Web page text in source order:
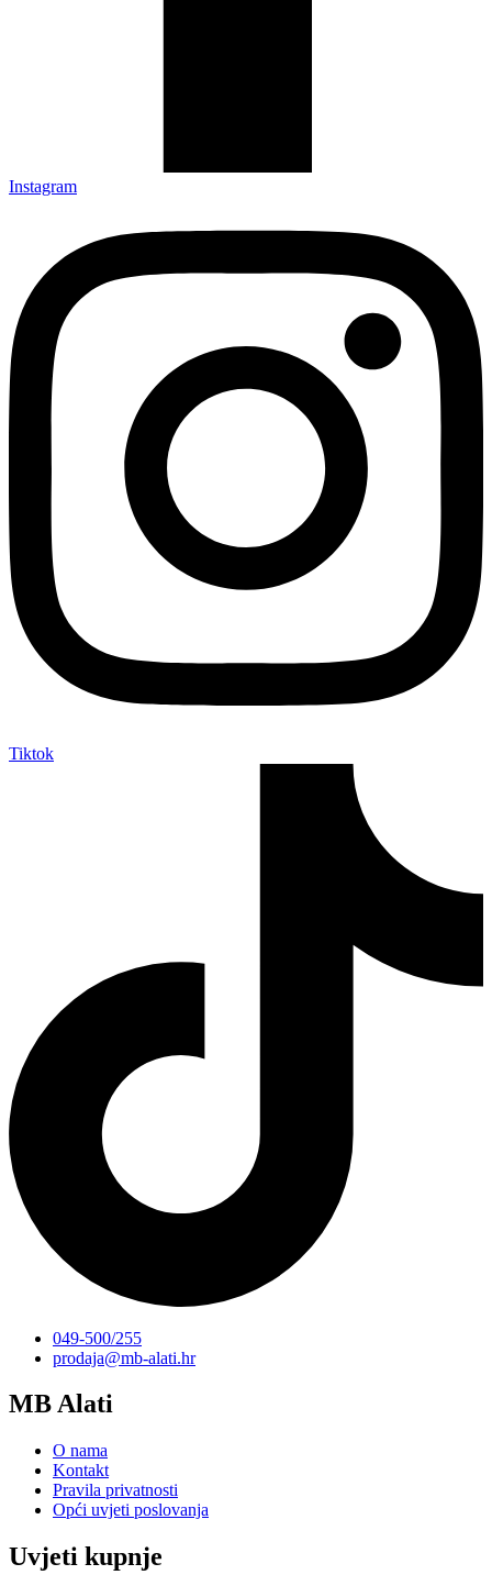
Instagram
Tiktok
049-500/255
prodaja@mb-alati.hr
MB Alati
O nama
Kontakt
Pravila privatnosti
Opći uvjeti poslovanja
Uvjeti kupnje